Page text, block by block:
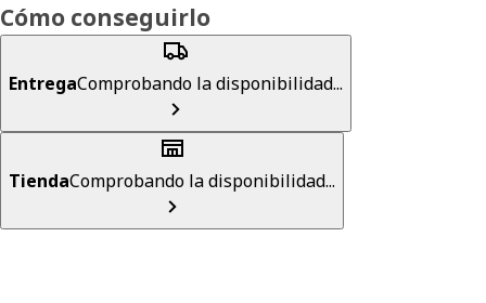
Cómo conseguirlo
EntregaComprobando la disponibilidad...
TiendaComprobando la disponibilidad...